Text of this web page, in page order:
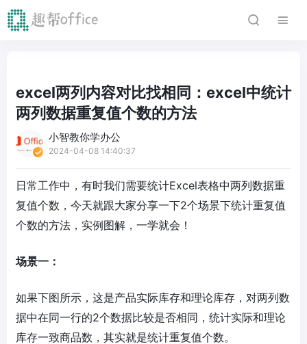
excel两列内容对比找相同：excel中统计
两列数据重复值个数的方法
小智教你学办公
2024-04-08 14:40:37
日常工作中，有时我们需要统计Excel表格中两列数据重
复值个数，今天就跟大家分享一下2个场景下统计重复值
个数的方法，实例图解，一学就会！
场景一：
如果下图所示，这是产品实际库存和理论库存，对两列数
据中在同一行的2个数据比较是否相同，统计实际和理论
库存一致商品数，其实就是统计重复值个数。